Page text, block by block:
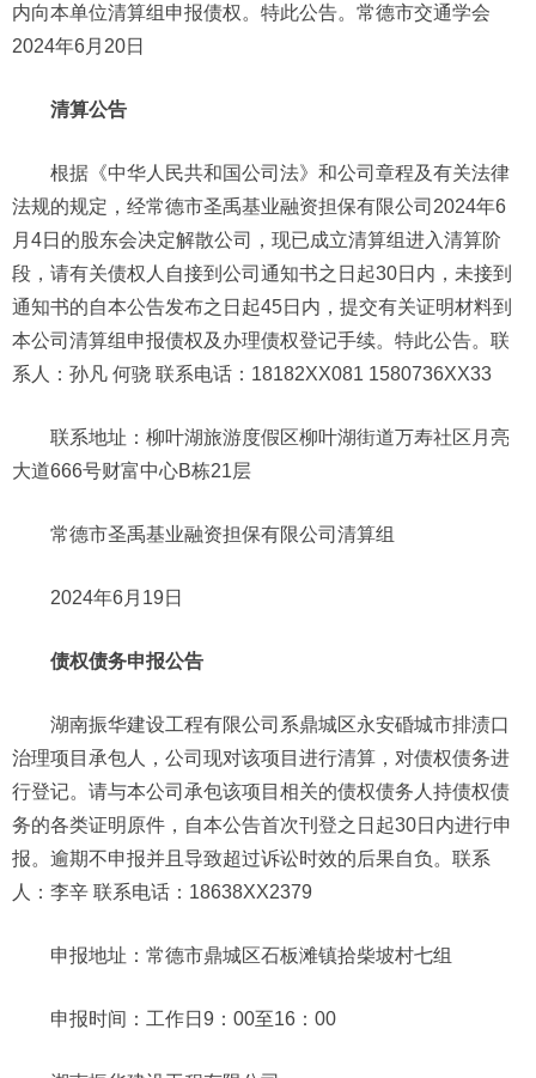
内向本单位清算组申报债权。特此公告。常德市交通学会
2024年6月20日
清算公告
根据《中华人民共和国公司法》和公司章程及有关法律
法规的规定，经常德市圣禹基业融资担保有限公司2024年6
月4日的股东会决定解散公司，现已成立清算组进入清算阶
段，请有关债权人自接到公司通知书之日起30日内，未接到
通知书的自本公告发布之日起45日内，提交有关证明材料到
本公司清算组申报债权及办理债权登记手续。特此公告。联
系人：孙凡 何骁 联系电话：18182XX081 1580736XX33
联系地址：柳叶湖旅游度假区柳叶湖街道万寿社区月亮
大道666号财富中心B栋21层
常德市圣禹基业融资担保有限公司清算组
2024年6月19日
债权债务申报公告
湖南振华建设工程有限公司系鼎城区永安碈城市排渍口
治理项目承包人，公司现对该项目进行清算，对债权债务进
行登记。请与本公司承包该项目相关的债权债务人持债权债
务的各类证明原件，自本公告首次刊登之日起30日内进行申
报。逾期不申报并且导致超过诉讼时效的后果自负。联系
人：李辛 联系电话：18638XX2379
申报地址：常德市鼎城区石板滩镇拾柴坡村七组
申报时间：工作日9：00至16：00